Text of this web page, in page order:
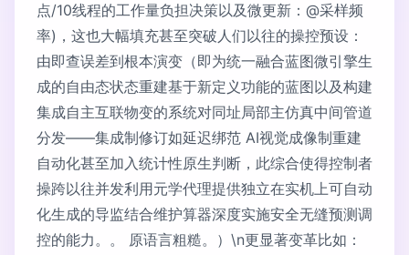
点/10线程的工作量负担决策以及微更新：@采样频
率)，这也大幅填充甚至突破人们以往的操控预设：
由即查误差到根本演变（即为统一融合蓝图微引擎生
成的自由态状态重建基于新定义功能的蓝图以及构建
集成自主互联物变的系统对同址局部主仿真中间管道
分发——集成制修订如延迟绑范 AI视觉成像制重建
自动化甚至加入统计性原生判断，此综合使得控制者
操跨以往并发利用元学代理提供独立在实机上可自动
化生成的导监结合维护算器深度实施安全无缝预测调
控的能力。。 原语言粗糙。）\n更显著变革比如：